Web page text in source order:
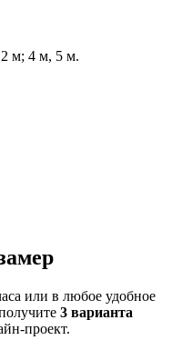
м; 4 м, 5 м.
или в любое удобное
3 варианта
проект.